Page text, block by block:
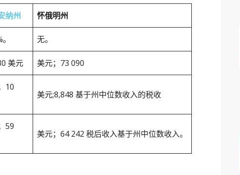
纳州 怀俄明州
无。
美元 美元；73 090
10
美元;8,848 基于州中位数收入的税收
59
美元；64 242 税后收入基于州中位数收入。